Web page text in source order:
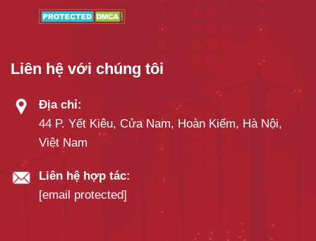
Liên hệ với chúng tôi
Địa chỉ:
44 P. Yết Kiêu, Cửa Nam, Hoàn Kiếm, Hà Nội,
Việt Nam
Liên hệ hợp tác:
[email protected]